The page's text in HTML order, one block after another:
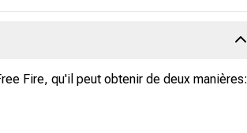
Fire, qu'il peut obtenir de deux manières: